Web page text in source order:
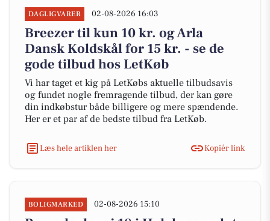
DAGLIGVARER 02-08-2026 16:03
Breezer til kun 10 kr. og Arla
Dansk Koldskål for 15 kr. - se de
gode tilbud hos LetKøb
Vi har taget et kig på LetKøbs aktuelle tilbudsavis
og fundet nogle fremragende tilbud, der kan gøre
din indkøbstur både billigere og mere spændende.
Her er et par af de bedste tilbud fra LetKøb.
Læs hele artiklen her Kopiér link
BOLIGMARKED 02-08-2026 15:10